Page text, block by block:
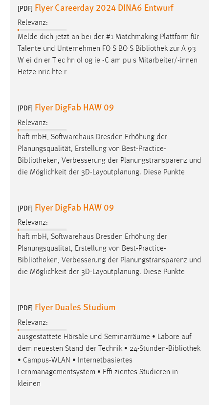
[PDF] Flyer Careerday 2024 DINA6 Entwurf
Relevanz:
Melde dich jetzt an bei der #1 Matchmaking Plattform für
Talente und Unternehmen FO S BO S Bibliothek zur A 93
W ei dn er T ec hn ol og ie -C am pu s Mitarbeiter/-innen
Hetze nric hte r
[PDF] Flyer DigFab HAW 09
Relevanz:
haft mbH, Softwarehaus Dresden Erhöhung der
Planungsqualität, Erstellung von Best-Practice-
Bibliotheken, Verbesserung der Planungstransparenz und
die Möglichkeit der 3D-Layoutplanung. Diese Punkte
[PDF] Flyer DigFab HAW 09
Relevanz:
haft mbH, Softwarehaus Dresden Erhöhung der
Planungsqualität, Erstellung von Best-Practice-
Bibliotheken, Verbesserung der Planungstransparenz und
die Möglichkeit der 3D-Layoutplanung. Diese Punkte
[PDF] Flyer Duales Studium
Relevanz:
ausgestattete Hörsäle und Seminarräume • Labore auf
dem neuesten Stand der Technik • 24-Stunden-Bibliothek
• Campus-WLAN • Internetbasiertes
Lernmanagementsystem • Effi zientes Studieren in
kleinen